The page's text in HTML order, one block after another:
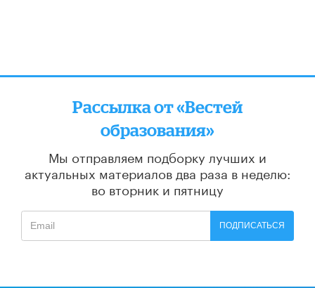
Рассылка от «Вестей
образования»
Мы отправляем подборку лучших и
актуальных материалов два раза в неделю:
во вторник и пятницу
ПОДПИСАТЬСЯ